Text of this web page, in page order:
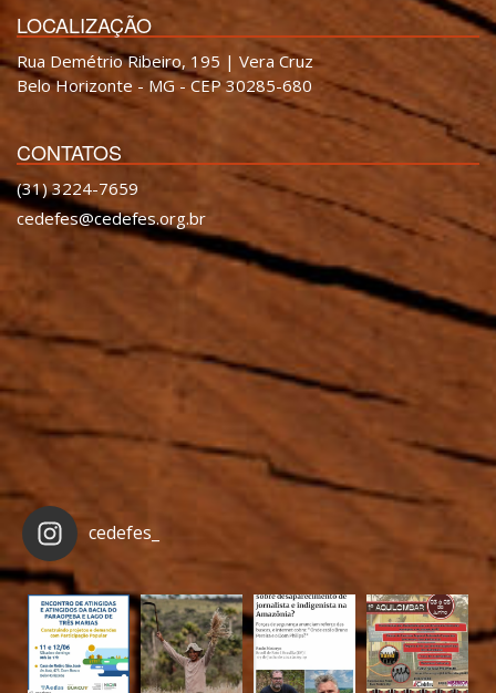
LOCALIZAÇÃO
Rua Demétrio Ribeiro, 195 | Vera Cruz
Belo Horizonte - MG - CEP 30285-680
CONTATOS
(31) 3224-7659
cedefes@cedefes.org.br
cedefes_